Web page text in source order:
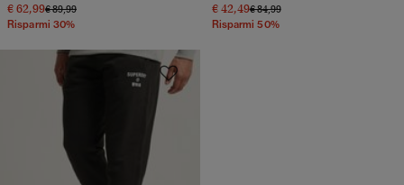
€ 62,99Prezzo ridotto da
€ 89,99a
Risparmi 30%
€ 42,49Prezzo ridotto da
€ 84,99a
Risparmi 50%